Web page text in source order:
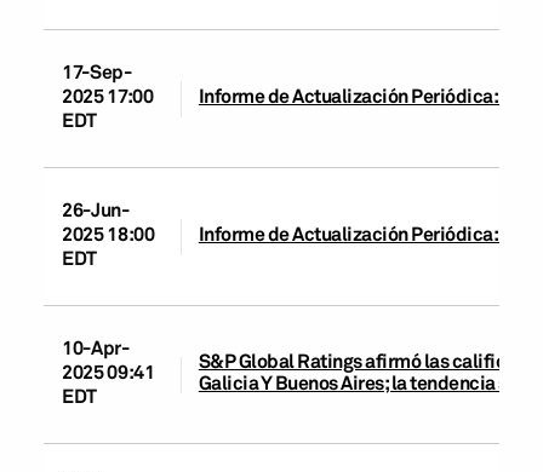
17-Sep-
2025 17:00
EDT
Informe de Actualización Periódica:
26-Jun-
2025 18:00
EDT
Informe de Actualización Periódica:
10-Apr-
2025 09:41
EDT
S&P Global Ratings afirmó las
Galicia Y Buenos Aires; la tendencia se